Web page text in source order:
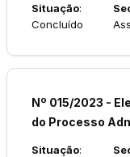
Situação:
Concluído
Nº 015/2023 -
do Processo
Situação: